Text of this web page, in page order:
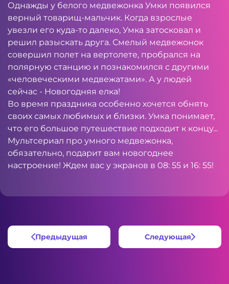
Однажды у белого медвежонка Умки появился
верный товарищ-мальчик. Когда взрослые
увезли его куда-то далеко, Умка затосковал и
решил разыскать друга. Смелый медвежонок
совершил полет на вертолете, пробрался на
полярную станцию и познакомился с другими
«человеческими медвежатами». А у людей
сейчас - Новогодняя елка!
Во время праздника особенно хочется обнять
своих самых любимых и близки. Умка понимает,
что его большое путешествие подходит к концу...
Мультсериал про умного медвежонка,
обязательно, подарит вам новогоднее
настроение! Ждем вас у экранов в 08: 55 и 16: 55!
Предыдущая Следующая